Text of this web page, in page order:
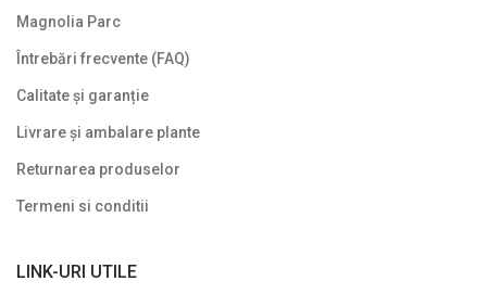
Magnolia Parc
Întrebări frecvente (FAQ)
Calitate și garanție
Livrare și ambalare plante
Returnarea produselor
Termeni si conditii
LINK-URI UTILE